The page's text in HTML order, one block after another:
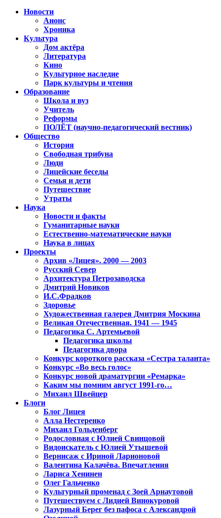
Новости
Анонс
Хроника
Культура
Дом актёра
Литература
Кино
Культурное наследие
Парк культуры и чтения
Образование
Школа и вуз
Учитель
Реформы
ПОЛЁТ (научно-педагогический вестник)
Общество
История
Свободная трибуна
Люди
Лицейские беседы
Семья и дети
Путешествие
Утраты
Наука
Новости и факты
Гуманитарные науки
Естественно-математические науки
Наука в лицах
Проекты
Архив «Лицея». 2000 — 2003
Русский Север
Архитектура Петрозаводска
Дмитрий Новиков
И.С.Фрадков
Здоровье
Художественная галерея Дмитрия Москина
Великая Отечественная. 1941 — 1945
Педагогика С. Артемьевой
Педагогика школы
Педагогика двора
Конкурс короткого рассказа «Сестра таланта»
Конкурс «Во весь голос»
Конкурс новой драматургии «Ремарка»
Каким мы помним август 1991-го…
Михаил Швейцер
Блоги
Блог Лицея
Алла Нестеренко
Михаил Гольденберг
Родословная с Юлией Свинцовой
Видоискатель с Юлией Утышевой
Вернисаж с Ириной Ларионовой
Валентина Калачёва. Впечатления
Лариса Хенинен
Олег Гальченко
Культурный променад с Зоей Арнаутовой
Путешествуем с Лидией Винокуровой
Лазурный Берег без пафоса с Александрой